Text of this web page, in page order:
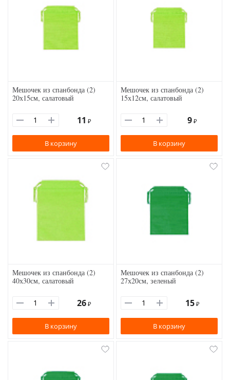
Мешочек из спанбонда (2)
20х15см, салатовый
11 ₽
В корзину
Мешочек из спанбонда (2)
15х12см, салатовый
9 ₽
В корзину
Мешочек из спанбонда (2)
40х30см, салатовый
26 ₽
В корзину
Мешочек из спанбонда (2)
27х20см, зеленый
15 ₽
В корзину